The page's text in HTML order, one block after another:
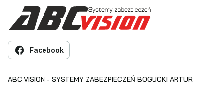
Facebook
ABC VISION - SYSTEMY ZABEZPIECZEŃ BOGUCKI ARTUR